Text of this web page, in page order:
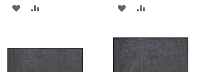
ZUR
ZUR
HINZUFÜGEN
HINZUFÜGEN